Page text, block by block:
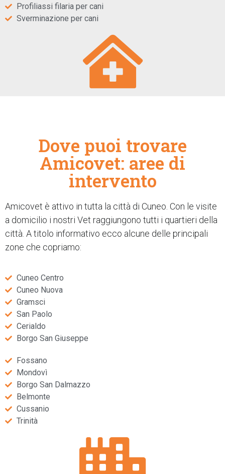
Profiliassi filaria per cani
Sverminazione per cani
Dove puoi trovare
Amicovet: aree di
intervento
Amicovet è attivo in tutta la città di Cuneo. Con le visite
a domicilio i nostri Vet raggiungono tutti i quartieri della
città. A titolo informativo ecco alcune delle principali
zone che copriamo:
Cuneo Centro
Cuneo Nuova
Gramsci
San Paolo
Cerialdo
Borgo San Giuseppe
Fossano
Mondovì
Borgo San Dalmazzo
Belmonte
Cussanio
Trinità